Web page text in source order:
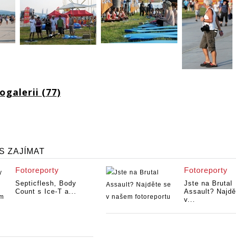
(77)
ZAJÍMAT
Fotoreporty
Septicflesh, Body
Count s Ice-T a...
Fotoreporty
Jste na Brutal
Assault?
v...